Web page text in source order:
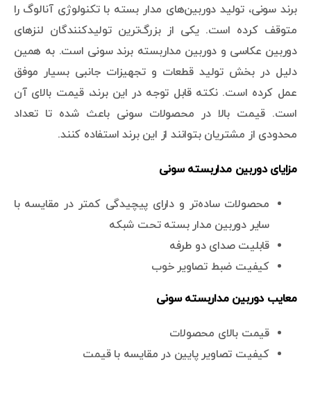
برند سونی، تولید دوربین‌های مدار بسته با تکنولوژی آنالوگ را
متوقف کرده است. یکی از بزرگ‌ترین تولیدکنندگان لنزهای
دوربین عکاسی و دوربین مداربسته برند سونی است. به همین
دلیل در بخش تولید قطعات و تجهیزات جانبی بسیار موفق
عمل کرده است. نکته قابل توجه در این برند، قیمت بالای آن
است. قیمت بالا در محصولات سونی باعث شده تا تعداد
محدودی از مشتریان بتوانند از این برند استفاده کنند.
مزایای دوربین مداربسته سونی
محصولات ساده‌تر و دارای پیچیدگی کمتر در مقایسه با
سایر دوربین‌ مدار بسته تحت شبکه
قابلیت صدای دو طرفه
کیفیت ضبط تصاویر خوب
معایب دوربین مداربسته سونی
قیمت بالای محصولات
کیفیت تصاویر پایین در مقایسه با قیمت